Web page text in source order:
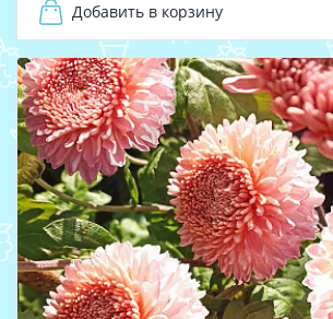
Добавить в корзину